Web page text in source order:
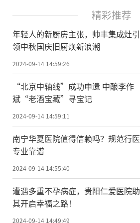
精彩推荐
年轻人的新厨房主张，帅丰集成灶引
领中秋国庆旧厨焕新浪潮
2024-09-14 14:59:26
“北京中轴线”成功申遗 中酿李作
斌“老酒宝藏”寻宝记
2024-09-14 14:59:11
南宁华夏医院值得信赖吗？规范行医
专业靠谱
2024-09-14 14:55:40
遭遇多重不孕病症，贵阳仁爱医院助
其开启幸福之路！
2024-09-14 14:49:49